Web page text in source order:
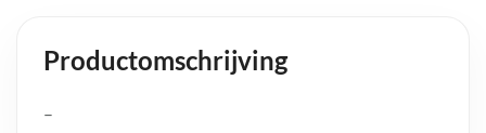
Productomschrijving
–